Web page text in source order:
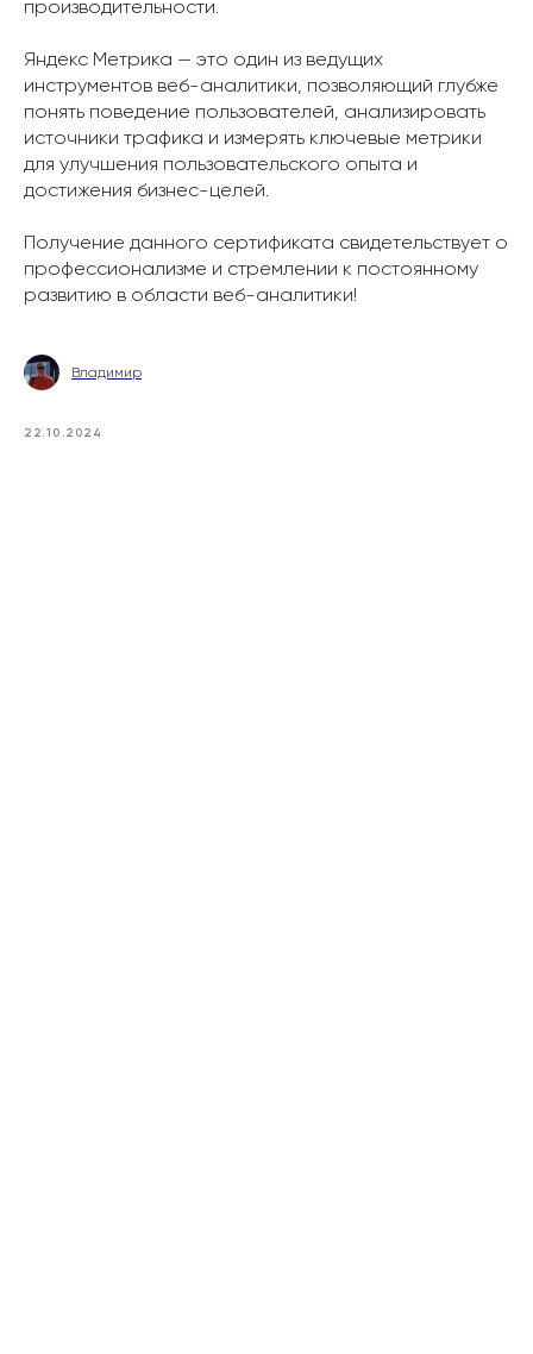
производительности.
Яндекс Метрика — это один из ведущих
инструментов веб-аналитики, позволяющий глубже
понять поведение пользователей, анализировать
источники трафика и измерять ключевые метрики
для улучшения пользовательского опыта и
достижения бизнес-целей.
Получение данного сертификата свидетельствует о
профессионализме и стремлении к постоянному
развитию в области веб-аналитики!
Владимир
22.10.2024